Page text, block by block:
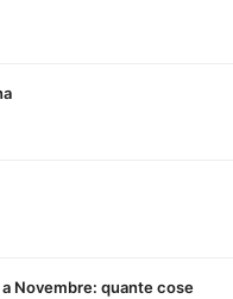
Novembre: quante cose